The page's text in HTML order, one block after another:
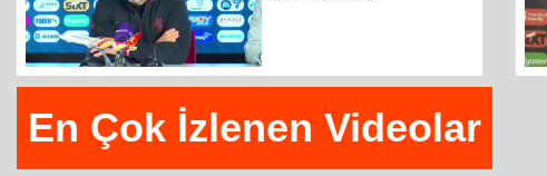
En Çok İzlenen Videolar